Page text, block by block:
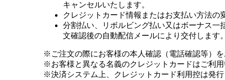
キャンセルいたします。
クレジットカード情報またはお支払い方法の
分割払い、リボルビング払い又はボーナス一
文確認後の自動配信メールにより交付します。
※ご注文の際にお客様の本人確認（電話確認等）を
※お客様と異なる名義のクレジットカードはご利用
※決済システム上、クレジットカード利用控は発行